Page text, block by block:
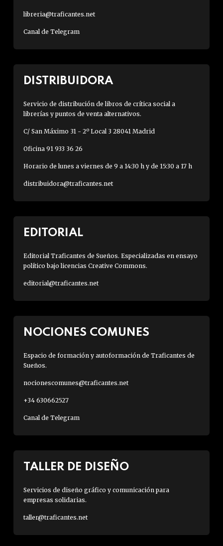
libreria@traficantes.net
Canal de Telegram
DISTRIBUIDORA
Servicio de distribución de libros de crítica social a
librerías y puntos de venta alternativos.
C/ San Máximo 31 - 2º Local 3 28041 Madrid
Oficina 91 933 36 26
Horario de lunes a viernes de 9 a 14:30 h y de 15:30 a 17 h
distribuidora@traficantes.net
EDITORIAL
Editorial Traficantes de Sueños. Especializadas en ensayo
político bajo licencias Creative Commons.
editorial@traficantes.net
NOCIONES COMUNES
Espacio de formación y autoformación de Traficantes de
Sueños.
nocionescomunes@traficantes.net
+34 630662527
Canal de Telegram
TALLER DE DISEÑO
Servicios de diseño gráfico y comunicación para
empresas solidarias.
taller@traficantes.net